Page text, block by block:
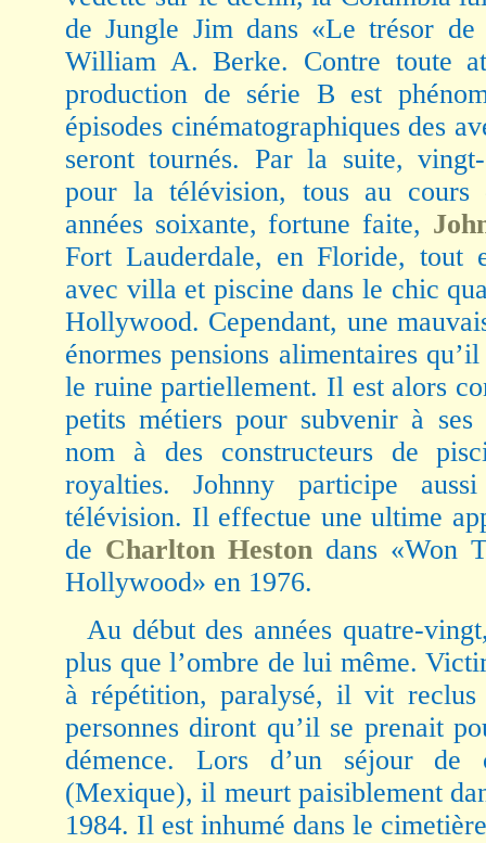
de Jungle Jim dans «Le trésor
William A. Berke. Contre toute
production de série B est
épisodes cinématographiques des
seront tournés. Par la suite,
pour la télévision, tous au cours
années soixante, fortune faite,
Fort Lauderdale, en Floride, tout
avec villa et piscine dans le chic
Hollywood. Cependant, une
énormes pensions alimentaires
le ruine partiellement. Il est alors
petits métiers pour subvenir à
nom à des constructeurs de
royalties. Johnny participe
télévision. Il effectue une ultime
de Charlton Heston dans «Won
Hollywood» en 1976.
Au début des années quatre-
plus que l’ombre de lui même.
à répétition, paralysé, il vit reclus
personnes diront qu’il se prenait
démence. Lors d’un séjour de
(Mexique), il meurt paisiblement
1984. Il est inhumé dans le